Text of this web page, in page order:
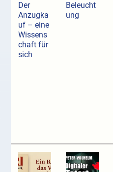
Der
Anzugka
uf ­– eine
Wissens
chaft für
sich
Beleucht
ung